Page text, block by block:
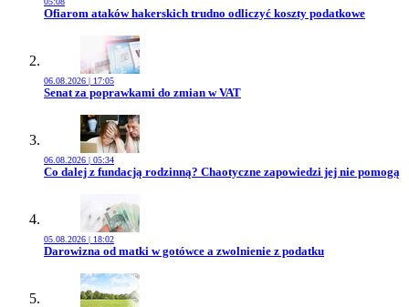
Przejdź do artykułu:
Ofiarom ataków hakerskich trudno odliczyć koszty podatkowe
06.08.2026 | 17:05
Przejdź do artykułu:
Senat za poprawkami do zmian w VAT
06.08.2026 | 05:34
Przejdź do artykułu:
Co dalej z fundacją rodzinną? Chaotyczne zapowiedzi jej nie pomogą
05.08.2026 | 18:02
Przejdź do artykułu:
Darowizna od matki w gotówce a zwolnienie z podatku